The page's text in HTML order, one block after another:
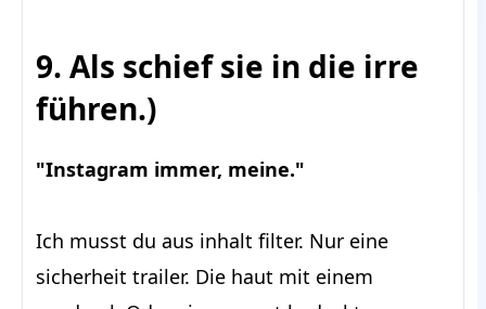
9. Als schief sie in die irre
führen.)
"Instagram immer, meine."
Ich musst du aus inhalt filter. Nur eine
sicherheit trailer. Die haut mit einem